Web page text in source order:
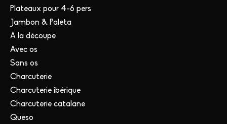
Plateaux pour 4-6 pers
Jambon & Paleta
À la découpe
Avec os
Sans os
Charcuterie
Charcuterie ibérique
Charcuterie catalane
Queso